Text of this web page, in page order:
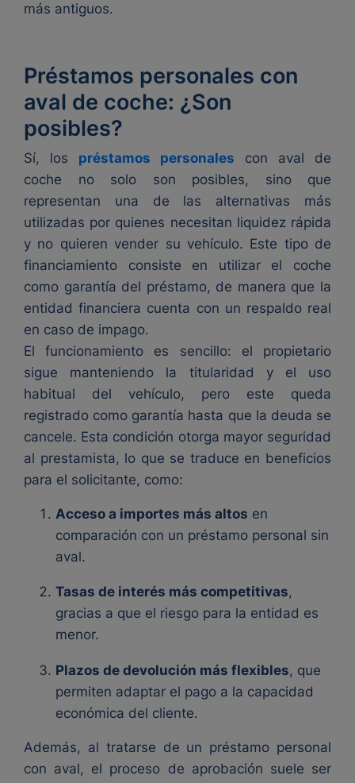
más antiguos.
Préstamos personales con
aval de coche: ¿Son
posibles?
Sí, los préstamos personales con aval de
coche no solo son posibles, sino que
representan una de las alternativas más
utilizadas por quienes necesitan liquidez rápida
y no quieren vender su vehículo. Este tipo de
financiamiento consiste en utilizar el coche
como garantía del préstamo, de manera que la
entidad financiera cuenta con un respaldo real
en caso de impago.
El funcionamiento es sencillo: el propietario
sigue manteniendo la titularidad y el uso
habitual del vehículo, pero este queda
registrado como garantía hasta que la deuda se
cancele. Esta condición otorga mayor seguridad
al prestamista, lo que se traduce en beneficios
para el solicitante, como:
Acceso a importes más altos en
comparación con un préstamo personal sin
aval.
Tasas de interés más competitivas,
gracias a que el riesgo para la entidad es
menor.
Plazos de devolución más flexibles, que
permiten adaptar el pago a la capacidad
económica del cliente.
Además, al tratarse de un préstamo personal
con aval, el proceso de aprobación suele ser